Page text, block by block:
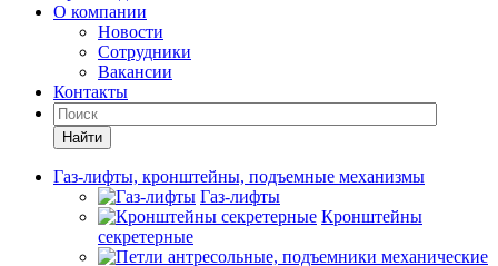
О компании
Новости
Сотрудники
Вакансии
Контакты
Найти
Газ-лифты, кронштейны, подъемные механизмы
Газ-лифты
Кронштейны
секретерные